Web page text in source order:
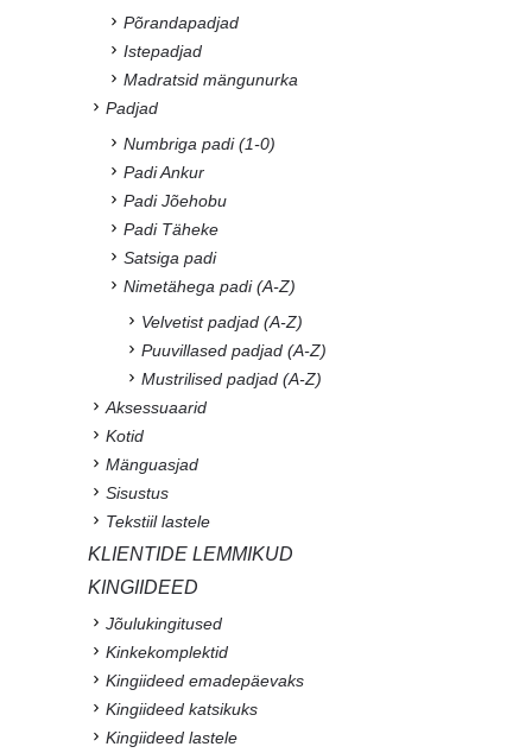
Põrandapadjad
Istepadjad
Madratsid mängunurka
Padjad
Numbriga padi (1-0)
Padi Ankur
Padi Jõehobu
Padi Täheke
Satsiga padi
Nimetähega padi (A-Z)
Velvetist padjad (A-Z)
Puuvillased padjad (A-Z)
Mustrilised padjad (A-Z)
Aksessuaarid
Kotid
Mänguasjad
Sisustus
Tekstiil lastele
KLIENTIDE LEMMIKUD
KINGIIDEED
Jõulukingitused
Kinkekomplektid
Kingiideed emadepäevaks
Kingiideed katsikuks
Kingiideed lastele